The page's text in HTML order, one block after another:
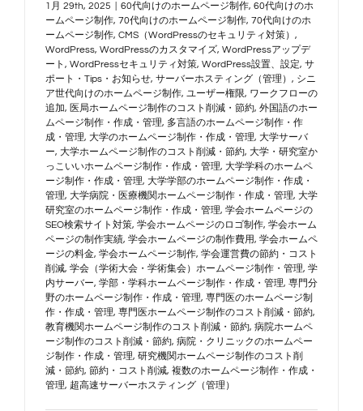
1月 29th, 2025 60代向けのホームページ制作, 60代向けのホ
ームページ制作, 70代向けのホームページ制作, 70代向けのホ
ームページ制作, CMS（WordPressのセキュリティ対策） ,
WordPress, WordPressのカスタマイズ, WordPressアップデ
ート , WordPressセキュリティ対策, WordPress設置、設定, サ
ポート・Tips・お知らせ, サーバーホスティング（管理） , シニ
ア世代向けのホームページ制作, ユーザー権限, ワークフローの
追加, 医局ホームページ制作のコスト削減・節約, 外国語のホー
ムページ制作・作成・管理, 多言語のホームページ制作・作
成・管理, 大学のホームページ制作・作成・管理, 大学サーバ
ー, 大学ホームページ制作のコスト削減・節約, 大学・研究室か
っこいいホームページ制作・作成・管理, 大学学科のホームペ
ージ制作・作成・管理, 大学学部のホームページ制作・作成・
管理, 大学病院・医療機関ホームページ制作・作成・管理, 大学
研究室のホームページ制作・作成・管理, 学会ホームページの
SEO検索サイト対策, 学会ホームページのロゴ制作, 学会ホーム
ページの制作実績, 学会ホームページの制作費用, 学会ホームペ
ージの料金, 学会ホームページ制作, 学会運営費の節約・コスト
削減, 学会（学術大会・学術集会）ホームページ制作・管理, 学
内サーバー, 学部・学科ホームページ制作・作成・管理, 専門分
野のホームページ制作・作成・管理, 専門医のホームページ制
作・作成・管理, 専門医ホームページ制作のコスト削減・節約,
教育機関ホームページ制作のコスト削減・節約, 病院ホームペ
ージ制作のコスト削減・節約, 病院・クリニックのホームペー
ジ制作・作成・管理, 研究機関ホームページ制作のコスト削
減・節約, 節約・コスト削減, 複数のホームページ制作・作成・
管理, 超高速サーバーホスティング（管理）